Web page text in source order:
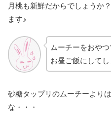
月桃も新鮮だからでしょうか
ます♪
ムーチーをおやつ
お昼ご飯にしてし
砂糖タップリのムーチーより
な・・・